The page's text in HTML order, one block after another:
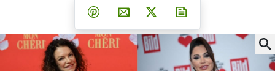
Teilen auf Facebook
Teilen auf Whatsapp
Teilen auf Telegram
Teilen auf Pinterest
Per E-Mail teilen
Post auf X